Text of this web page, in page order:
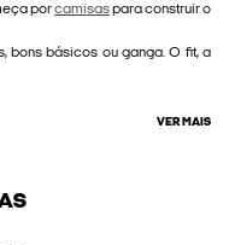
porcamisaspara construir o
bons básicos ou ganga. O fit, a
VER MAIS